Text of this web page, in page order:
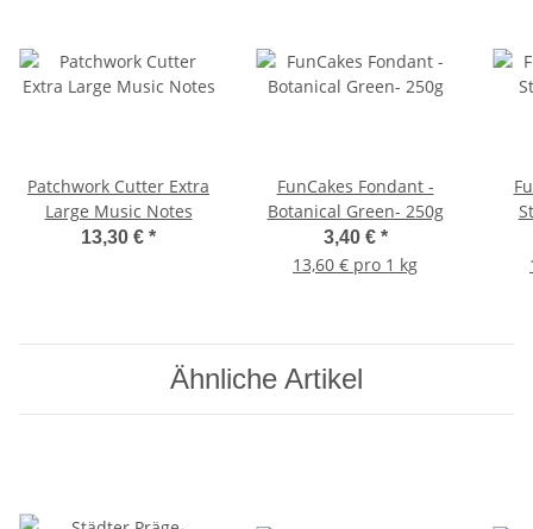
Patchwork Cutter Extra
Large Music Notes
13,30 € *
FunCakes Fondant -
Botanical Green- 250g
3,40 € *
13,60 € pro 1 kg
Ähnliche Artikel